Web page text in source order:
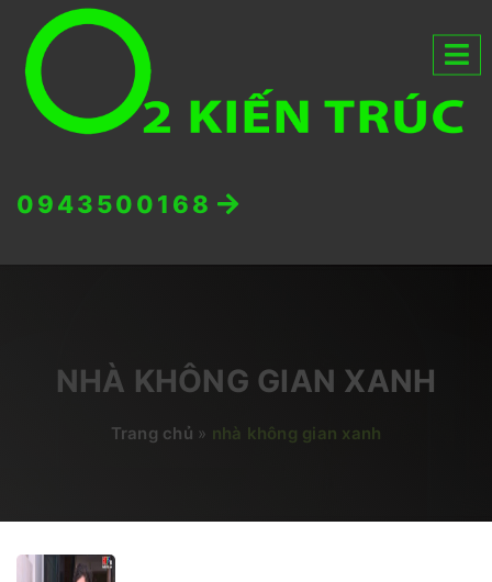
0943500168
NHÀ KHÔNG GIAN XANH
Trang chủ » nhà không gian xanh